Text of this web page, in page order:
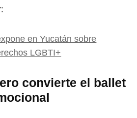
en Yucatán sobre
LGBTI+
convierte el ballet